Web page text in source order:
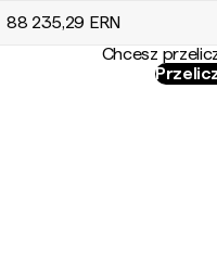
88 235,29 ERN
Chcesz